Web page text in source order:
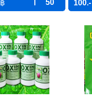
฿ 50